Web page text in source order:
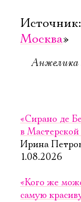
Москва»
Анжелика
«Сирано де
в
Ирина
1.08.2026
«Кого же
самую